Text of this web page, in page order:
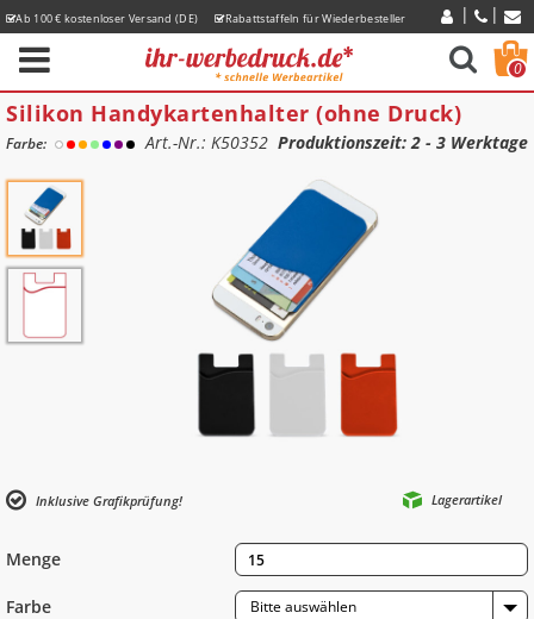
Ab 100 € kostenloser Versand (DE)
Rabattstaffeln für Wiederbesteller
0
Silikon Handykartenhalter (ohne Druck)
Farbe: Art.-Nr.: K50352 Produktionszeit: 2 - 3 Werktage
Inklusive Grafikprüfung! Lagerartikel
Menge
Farbe Bitte auswählen